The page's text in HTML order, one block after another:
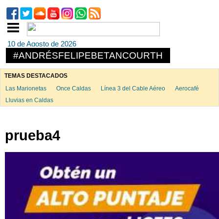
10 de Agosto de 2026
#ANDRÉSFELIPEBETANCOURTH
TEMAS DESTACADOS
Las Marionetas
Once Caldas Línea 3 del Cable Aéreo
Aerocafé
Lluvias en Caldas
prueba4